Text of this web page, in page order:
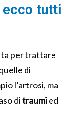
ecco tutti
per trattare
di
l’artrosi, ma
ditraumied